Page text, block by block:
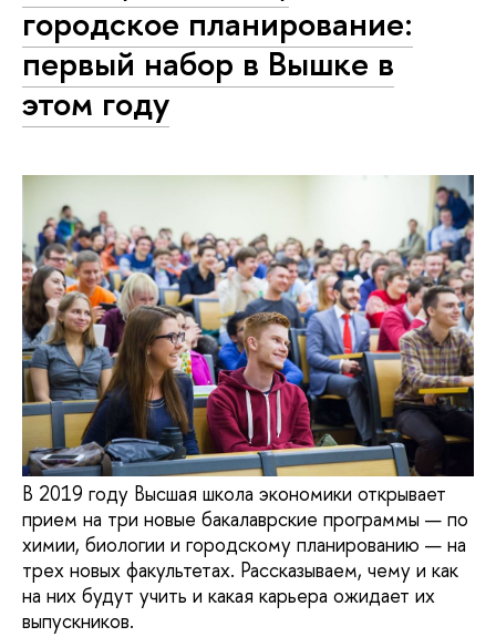
городское планирование:
первый набор в Вышке в
этом году
В 2019 году Высшая школа экономики открывает
прием на три новые бакалаврские программы — по
химии, биологии и городскому планированию — на
трех новых факультетах. Рассказываем, чему и как
на них будут учить и какая карьера ожидает их
выпускников.